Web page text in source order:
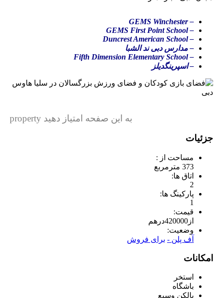
– GEMS Winchester
– GEMS First Point School
– Duncrest American School
– مدارس دبی ند الشبا
– Fifth Dimension Elementary School
– اسپرینگدیلز
به این صفحه امتیاز دهید property
جزئیات
مساحت از :
373 مترمربع
اتاق ها:
2
پارکینگ ها:
1
قیمت:
از 420000درهم
وضعیت:
آف پلن - برای فروش
امکانات
استخر
باشگاه
بالکن وسیع